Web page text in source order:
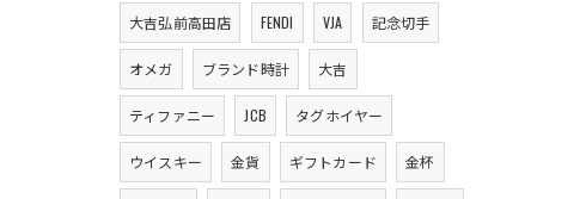
大吉弘前高田店 FENDI VJA 記念切手
オメガ ブランド時計 大吉
ティファニー JCB タグホイヤー
ウイスキー 金貨 ギフトカード 金杯